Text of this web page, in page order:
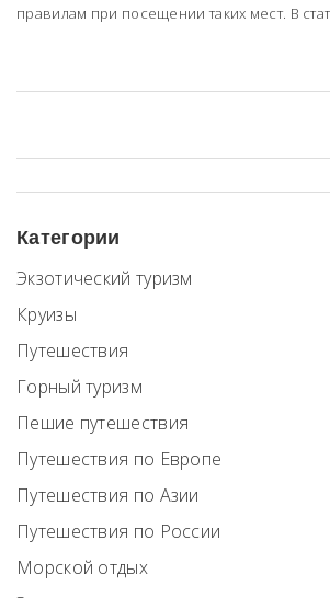
правилам при посещении таких мест. В
Категории
Экзотический туризм
Круизы
Путешествия
Горный туризм
Пешие путешествия
Путешествия по Европе
Путешествия по Азии
Путешествия по России
Морской отдых